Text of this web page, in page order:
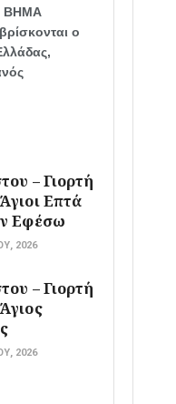
ΒΗΜΑ
ο
– Γιορτή
Επτά
Εφέσω
2026
– Γιορτή
2026